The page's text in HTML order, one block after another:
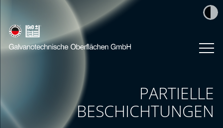
PARTIELLE
BESCHICHTUNGEN